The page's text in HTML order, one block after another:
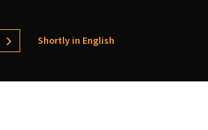
Shortly in English